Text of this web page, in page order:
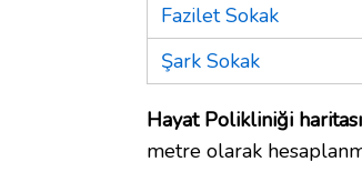
Fazilet Sokak
Şark Sokak
Hayat Polikliniği
metre olarak